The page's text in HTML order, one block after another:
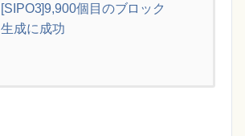
[SIPO3]9,900個目のブロック
生成に成功